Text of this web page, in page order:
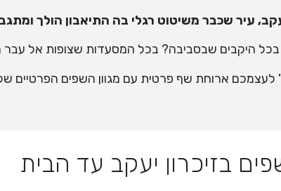
עיר שכבר משיטוט רגלי בה התיאבון הולך
היקבים שבסביבה? בכל המסעדות שצופות אל
לעצמכם ארוחת שף פרטית עם מגוון השפים הפרטיים
בזיכרון יעקב עד הבית